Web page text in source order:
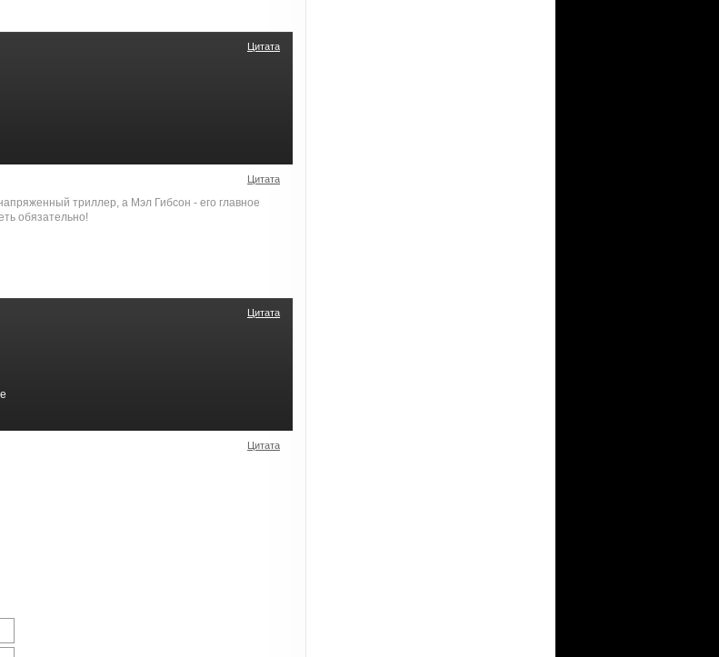
Цитата
Цитата
триллер, а Мэл Гибсон - его главное
обязательно!
Цитата
Цитата